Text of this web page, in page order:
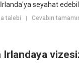
seyahat
talebi |Cevabın
Irlandaya